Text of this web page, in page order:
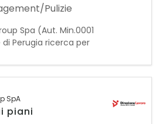
Pulizie
Spa (Aut. Min.0001
di Perugia ricerca per
addetto/a alle
occuperà della pulizia e
contratto a tempo
di inserimento
orario di lavoro previsto
Lunedì 6.00/8.0
SpA
piani